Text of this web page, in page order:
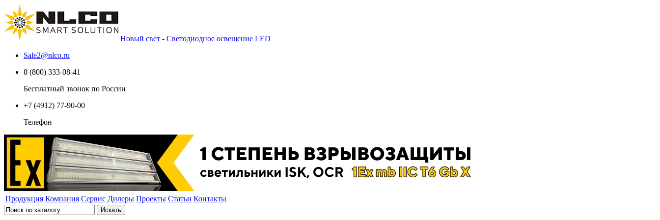
Новый свет - Светодиодное освещение LED
Sale2@nlco.ru
8 (800) 333-08-41
Бесплатный звонок по России
+7 (4912) 77-90-00
Телефон
Продукция Компания Сервис Дилеры Проекты Статьи Контакты